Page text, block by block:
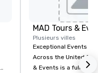
MAD Tours &
Plusieurs villes
Exceptional Events &
Across the United States! MAD
& Events is a full-